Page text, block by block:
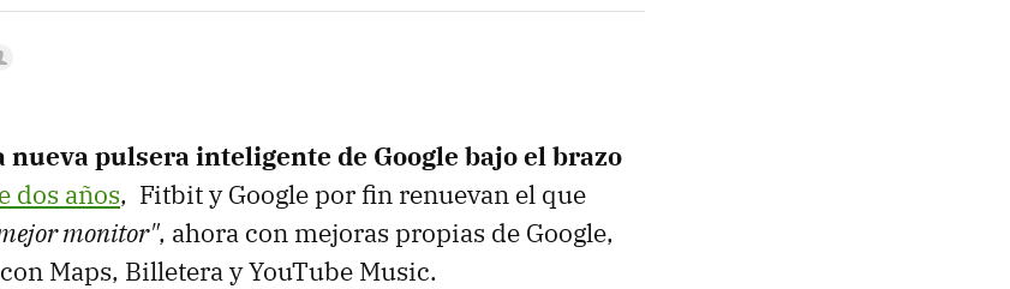
nueva pulsera inteligente de Google bajo el brazo
dos años, Fitbit y Google por fin renuevan el que
monitor", ahora con mejoras propias de Google,
Maps, Billetera y YouTube Music.